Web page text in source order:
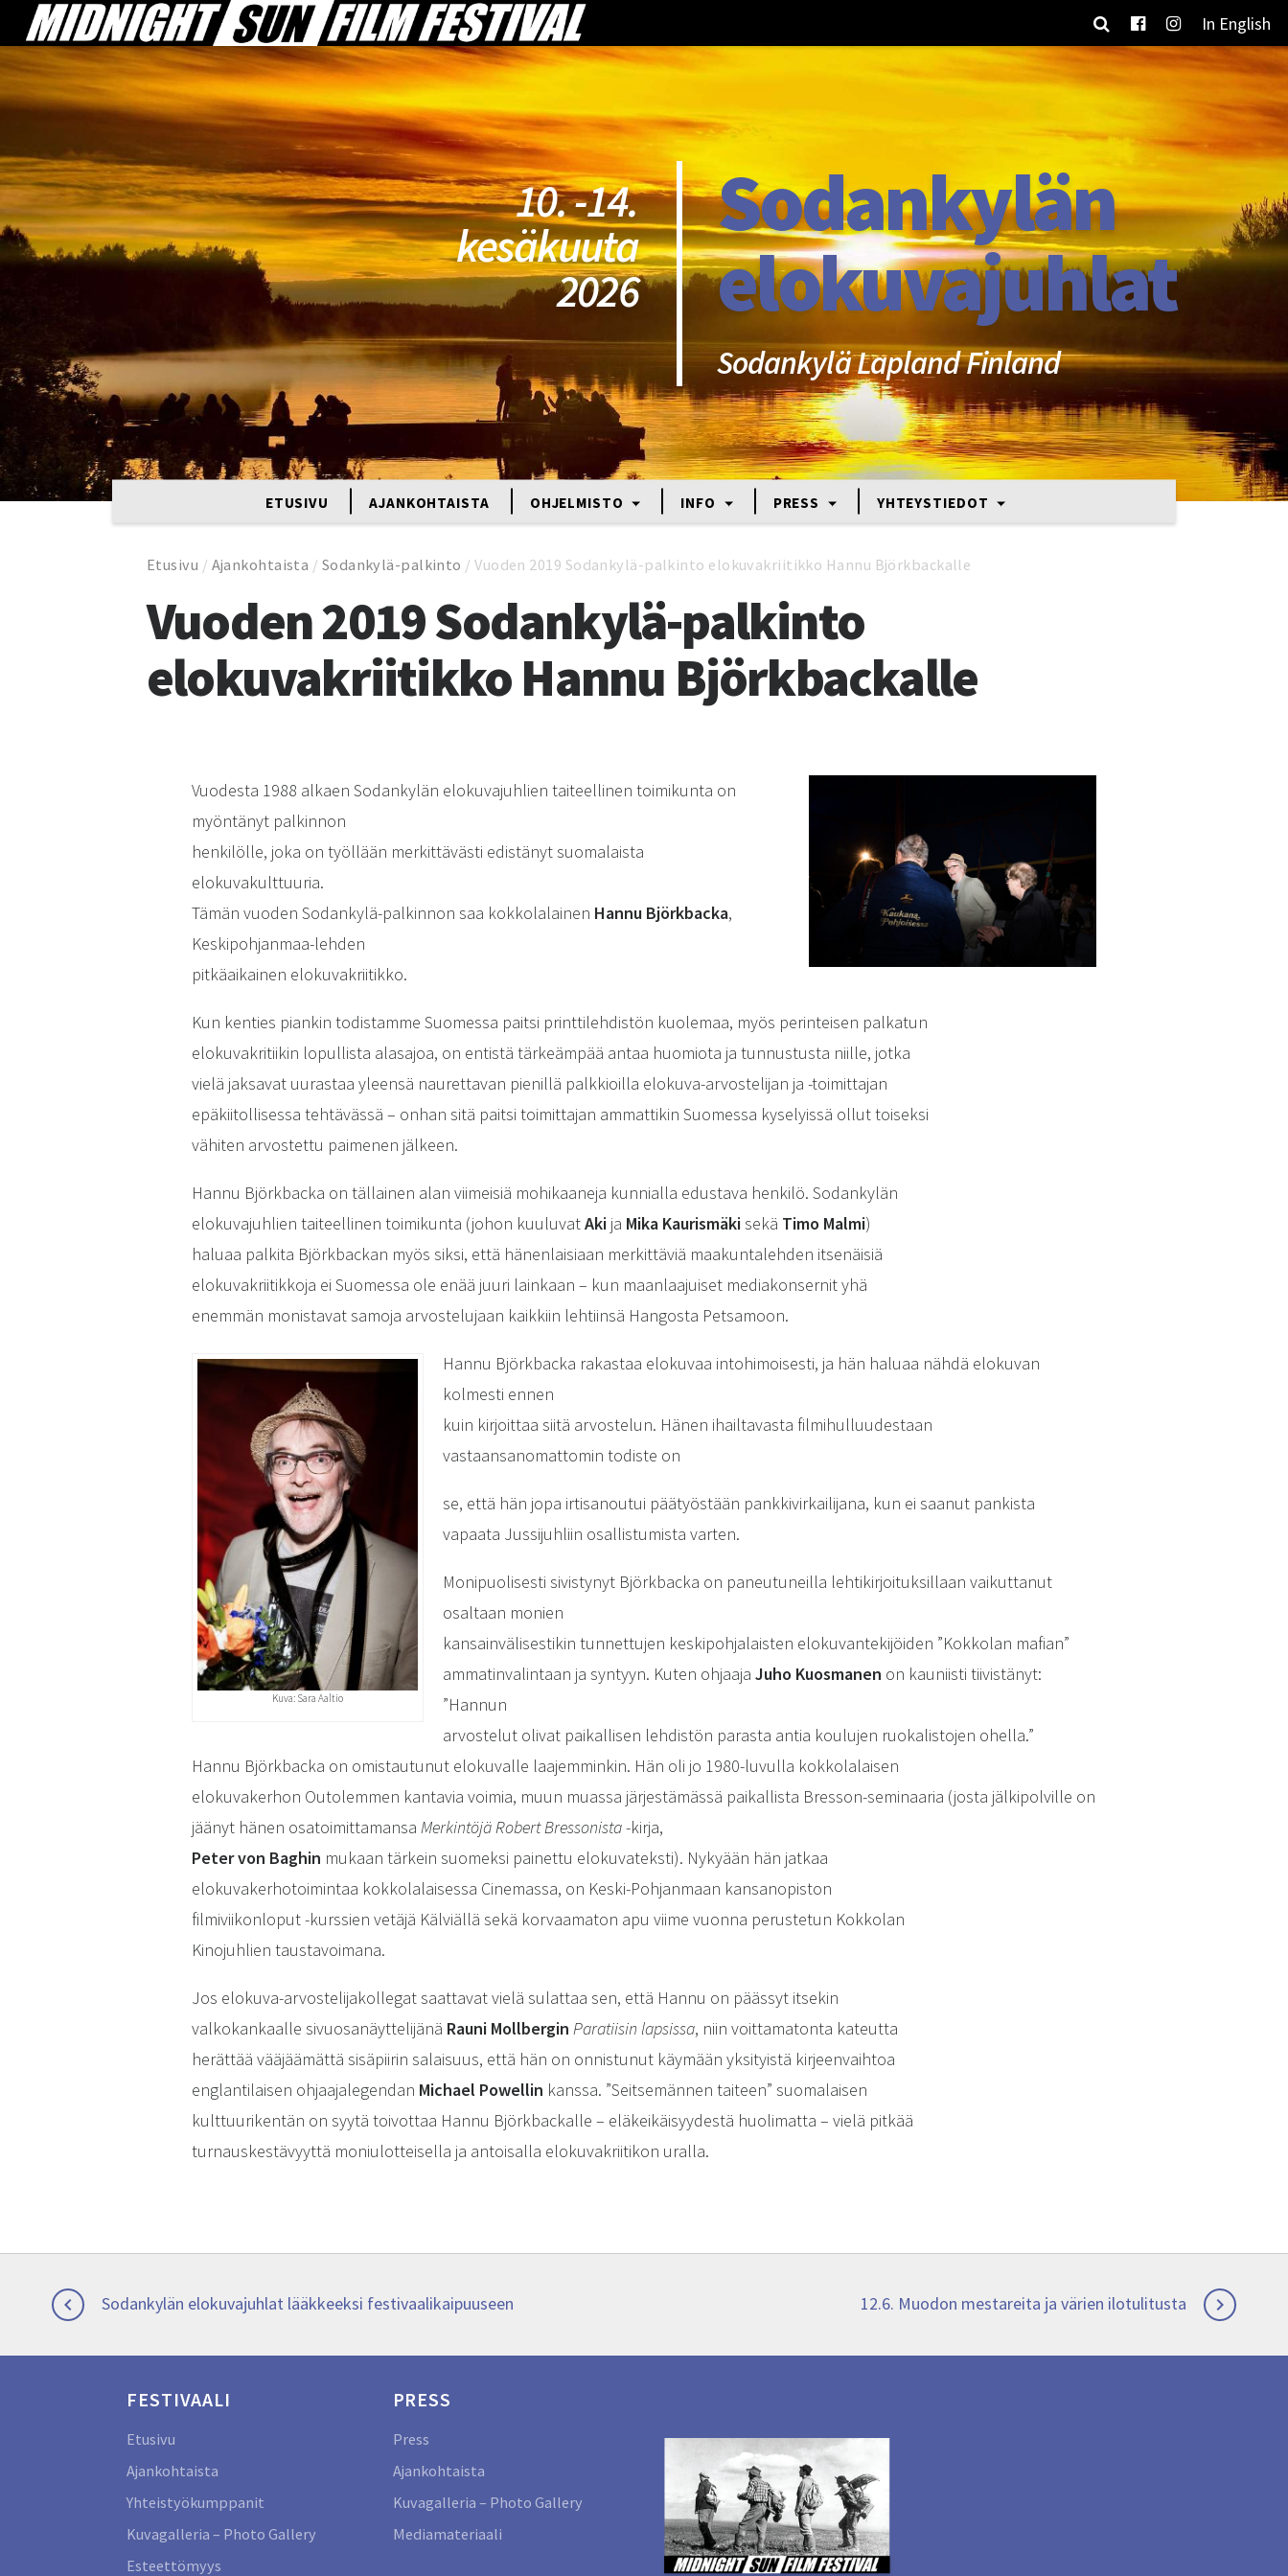
In English
10. -14.
kesäkuuta
2026
Sodankylän
elokuvajuhlat
Sodankylä Lapland Finland
ETUSIVU AJANKOHTAISTA OHJELMISTO INFO PRESS YHTEYSTIEDOT
Etusivu / Ajankohtaista / Sodankylä-palkinto /Vuoden 2019 Sodankylä-palkinto elokuvakriitikko Hannu Björkbackalle
Vuoden 2019 Sodankylä-palkinto
elokuvakriitikko Hannu Björkbackalle
Vuodesta 1988 alkaen Sodankylän elokuvajuhlien taiteellinen toimikunta on
myöntänyt palkinnon
henkilölle, joka on työllään merkittävästi edistänyt suomalaista
elokuvakulttuuria.
Tämän vuoden Sodankylä-palkinnon saa kokkolalainen Hannu Björkbacka,
Keskipohjanmaa-lehden
pitkäaikainen elokuvakriitikko.
Kun kenties piankin todistamme Suomessa paitsi printtilehdistön kuolemaa, myös perinteisen palkatun
elokuvakritiikin lopullista alasajoa, on entistä tärkeämpää antaa huomiota ja tunnustusta niille, jotka
vielä jaksavat uurastaa yleensä naurettavan pienillä palkkioilla elokuva-arvostelijan ja -toimittajan
epäkiitollisessa tehtävässä – onhan sitä paitsi toimittajan ammattikin Suomessa kyselyissä ollut toiseksi
vähiten arvostettu paimenen jälkeen.
Hannu Björkbacka on tällainen alan viimeisiä mohikaaneja kunnialla edustava henkilö. Sodankylän
elokuvajuhlien taiteellinen toimikunta (johon kuuluvatAki ja Mika Kaurismäkisekä Timo Malmi)
haluaa palkita Björkbackan myös siksi, että hänenlaisiaan merkittäviä maakuntalehden itsenäisiä
elokuvakriitikkoja ei Suomessa ole enää juuri lainkaan – kun maanlaajuiset mediakonsernit yhä
enemmän monistavat samoja arvostelujaan kaikkiin lehtiinsä Hangosta Petsamoon.
Kuva: Sara Aaltio
Hannu Björkbacka rakastaa elokuvaa intohimoisesti, ja hän haluaa nähdä elokuvan
kolmesti ennen
kuin kirjoittaa siitä arvostelun. Hänen ihailtavasta filmihulluudestaan
vastaansanomattomin todiste on
se, että hän jopa irtisanoutui päätyöstään pankkivirkailijana, kun ei saanut pankista
vapaata Jussijuhliin osallistumista varten.
Monipuolisesti sivistynyt Björkbacka on paneutuneilla lehtikirjoituksillaan vaikuttanut
osaltaan monien
kansainvälisestikin tunnettujen keskipohjalaisten elokuvantekijöiden ”Kokkolan mafian”
ammatinvalintaan ja syntyyn. Kuten ohjaajaJuho Kuosmanen on kauniisti tiivistänyt:
”Hannun
arvostelut olivat paikallisen lehdistön parasta antia koulujen ruokalistojen ohella.”
Hannu Björkbacka on omistautunut elokuvalle laajemminkin. Hän oli jo 1980-luvulla kokkolalaisen
elokuvakerhon Outolemmen kantavia voimia, muun muassa järjestämässä paikallista Bresson-seminaaria (josta jälkipolville on
jäänyt hänen osatoimittamansaMerkintöjä Robert Bressonista-kirja,
Peter von Baghin mukaan tärkein suomeksi painettu elokuvateksti). Nykyään hän jatkaa
elokuvakerhotoimintaa kokkolalaisessa Cinemassa, on Keski-Pohjanmaan kansanopiston
filmiviikonloput -kurssien vetäjä Kälviällä sekä korvaamaton apu viime vuonna perustetun Kokkolan
Kinojuhlien taustavoimana.
Jos elokuva-arvostelijakollegat saattavat vielä sulattaa sen, että Hannu on päässyt itsekin
valkokankaalle sivuosanäyttelijänä Rauni Mollbergin Paratiisin lapsissa, niin voittamatonta kateutta
herättää vääjäämättä sisäpiirin salaisuus, että hän on onnistunut käymään yksityistä kirjeenvaihtoa
englantilaisen ohjaajalegendan Michael Powellin kanssa. ”Seitsemännen taiteen” suomalaisen
kulttuurikentän on syytä toivottaa Hannu Björkbackalle – eläkeikäisyydestä huolimatta – vielä pitkää
turnauskestävyyttä moniulotteisella ja antoisalla elokuvakriitikon uralla.
Artikkelien
selaus

Previous
Sodankylän elokuvajuhlat lääkkeeksi festivaalikaipuuseen 
Next
12.6. Muodon mestareita ja värien ilotulitusta
FESTIVAALI
Etusivu
Ajankohtaista
Yhteistyökumppanit
Kuvagalleria – Photo Gallery
Esteettömyys
PRESS
Press
Ajankohtaista
Kuvagalleria – Photo Gallery
Mediamateriaali